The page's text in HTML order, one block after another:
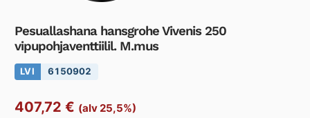
Pesuallashana hansgrohe Vivenis 250
vipupohjaventtiilil. M.mus
LVI 6150902
407,72 € (alv 25,5%)